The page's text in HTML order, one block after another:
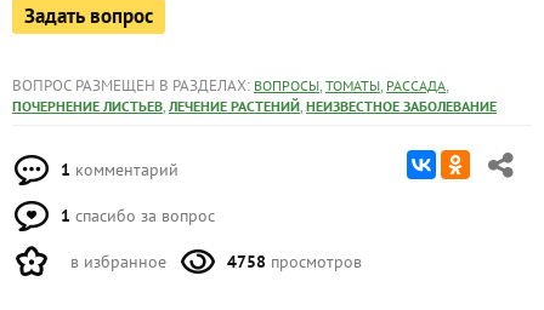
Задать вопрос
ВОПРОС РАЗМЕЩЕН В РАЗДЕЛАХ: ВОПРОСЫ, ТОМАТЫ, РАССАДА,
ПОЧЕРНЕНИЕ ЛИСТЬЕВ, ЛЕЧЕНИЕ РАСТЕНИЙ, НЕИЗВЕСТНОЕ ЗАБОЛЕВАНИЕ
1 комментарий
1 спасибо за вопрос
в избранное 4758 просмотров